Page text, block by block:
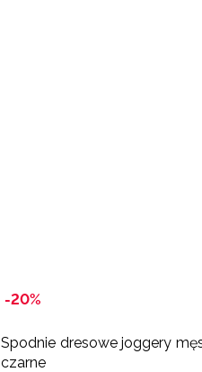
-20%
Spodnie dresowe joggery
czarne